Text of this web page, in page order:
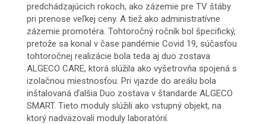
predchádzajúcich rokoch, ako zázemie pre TV štáby
pri prenose veľkej ceny. A tiež ako administratívne
zázemie promotéra. Tohtoročný ročník bol špecifický,
pretože sa konal v čase pandémie Covid 19, súčasťou
tohtoročnej realizácie bola teda aj duo zostava
ALGECO CARE, ktorá slúžila ako vyšetrovňa spojená s
izolačnou miestnosťou. Pri vjazde do areálu bola
inštalovaná ďalšia Duo zostava v štandarde ALGECO
SMART. Tieto moduly slúžili ako vstupný objekt, na
ktorý nadväzovali moduly laboratórií.